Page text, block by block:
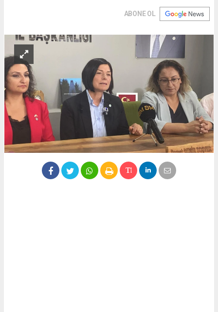
ABONE OL